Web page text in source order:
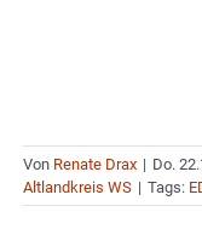
Von Renate Drax | Do.
Altlandkreis WS | Tags: